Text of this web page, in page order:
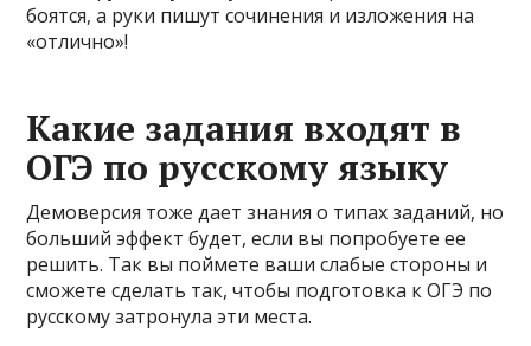
боятся, а руки пишут сочинения и изложения на
«отлично»!
Какие задания входят в
ОГЭ по русскому языку
Демоверсия тоже дает знания о типах заданий, но
больший эффект будет, если вы попробуете ее
решить. Так вы поймете ваши слабые стороны и
сможете сделать так, чтобы подготовка к ОГЭ по
русскому затронула эти места.